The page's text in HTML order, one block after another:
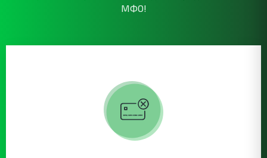
МФО!